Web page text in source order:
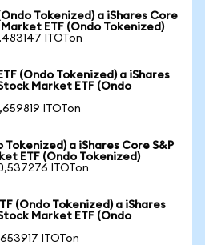
Tokenized) a iShares Core
ETF (Ondo Tokenized)
ITOTon
(Ondo Tokenized) a iShares
Market ETF (Ondo
ITOTon
Tokenized) a iShares Core S&P
ETF (Ondo Tokenized)
ITOTon
(Ondo Tokenized) a iShares
Market ETF (Ondo
ITOTon